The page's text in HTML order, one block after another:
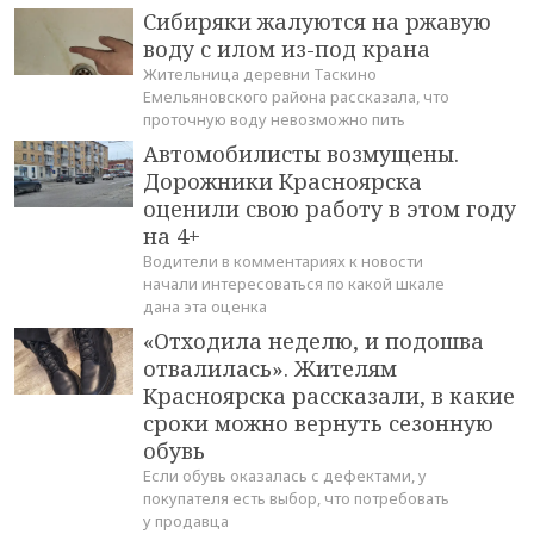
Сибиряки жалуются на ржавую
воду с илом из-под крана
Жительница деревни Таскино
Емельяновского района рассказала, что
проточную воду невозможно пить
Автомобилисты возмущены.
Дорожники Красноярска
оценили свою работу в этом году
на 4+
Водители в комментариях к новости
начали интересоваться по какой шкале
дана эта оценка
«Отходила неделю, и подошва
отвалилась». Жителям
Красноярска рассказали, в какие
сроки можно вернуть сезонную
обувь
Если обувь оказалась с дефектами, у
покупателя есть выбор, что потребовать
у продавца